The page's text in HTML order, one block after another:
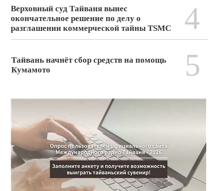
Верховный суд Тайваня вынес
окончательное решение по делу о
разглашении коммерческой тайны TSMC
4
Тайвань начнёт сбор средств на помощь
Кумамото
5